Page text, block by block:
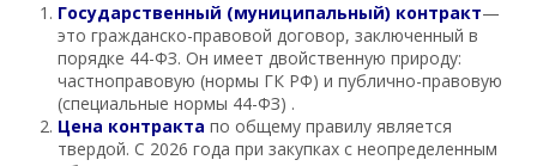
Государственный (муниципальный) контракт—
это гражданско-правовой договор, заключенный в
порядке 44-ФЗ. Он имеет двойственную природу:
частноправовую (нормы ГК РФ) и публично-правовую
(специальные нормы 44-ФЗ) .
Цена контракта по общему правилу является
твердой. С 2026 года при закупках с неопределенным